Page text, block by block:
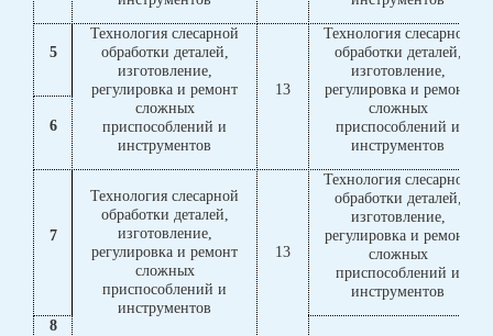
5
Технология слесарной
обработки деталей,
изготовление,
регулировка и ремонт
сложных
приспособлений и
инструментов
13
Технология слесарной
обработки деталей,
изготовление,
регулировка и ремонт
сложных
приспособлений и
инструментов
6
7
Технология слесарной
обработки деталей,
изготовление,
регулировка и ремонт
сложных
приспособлений и
инструментов
13
Технология слесарной
обработки деталей,
изготовление,
регулировка и ремонт
сложных
приспособлений и
инструментов
8